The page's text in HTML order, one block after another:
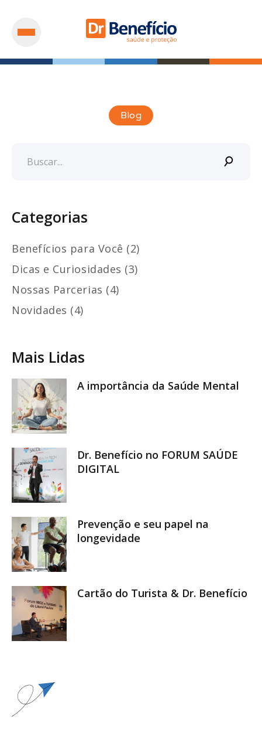
Blog
Categorias
Benefícios para Você (2)
Dicas e Curiosidades (3)
Nossas Parcerias (4)
Novidades (4)
Mais Lidas
A importância da Saúde Mental
Dr. Benefício no FORUM SAÚDE
DIGITAL
Prevenção e seu papel na
longevidade
Cartão do Turista & Dr. Benefício